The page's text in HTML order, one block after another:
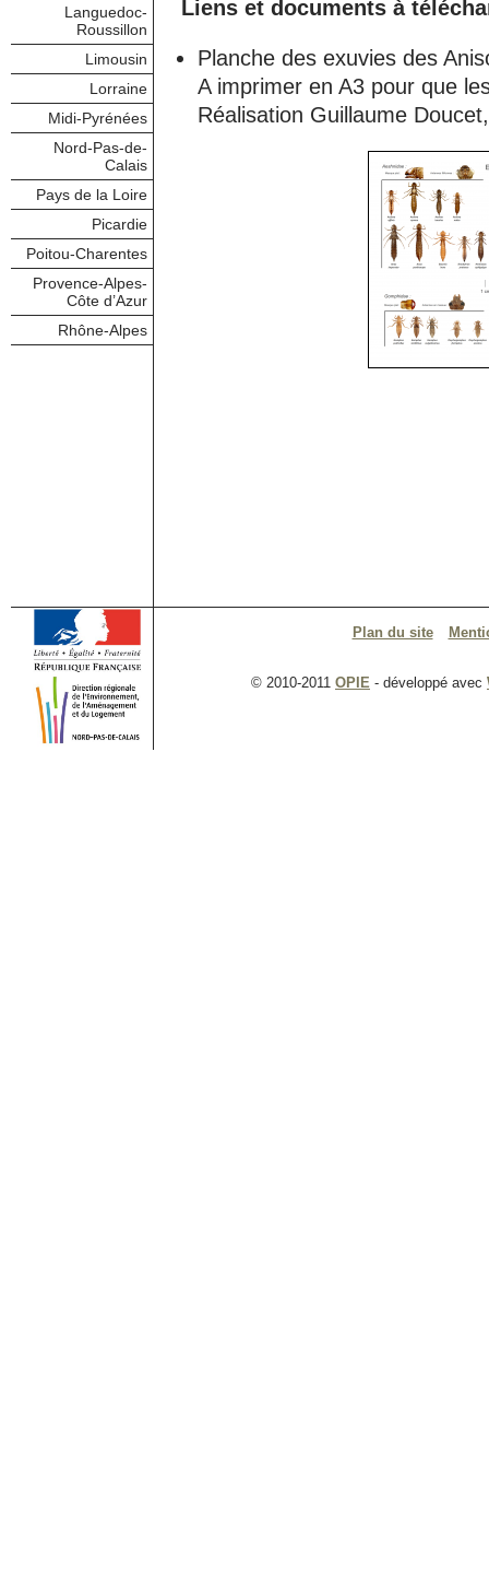
Languedoc-
Roussillon
Limousin
Lorraine
Midi-Pyrénées
Nord-Pas-de-
Calais
Pays de la Loire
Picardie
Poitou-Charentes
Provence-Alpes-
Côte d’Azur
Rhône-Alpes
Liens et documents à
Planche des exuvies des
A imprimer en A3 pour que
Réalisation Guillaume
Plan du site
© 2010-2011 OPIE - développé avec